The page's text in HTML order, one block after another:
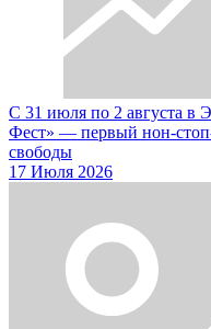
С 31 июля по 2 августа в
Фест» — первый нон-
свободы
17 Июля 2026